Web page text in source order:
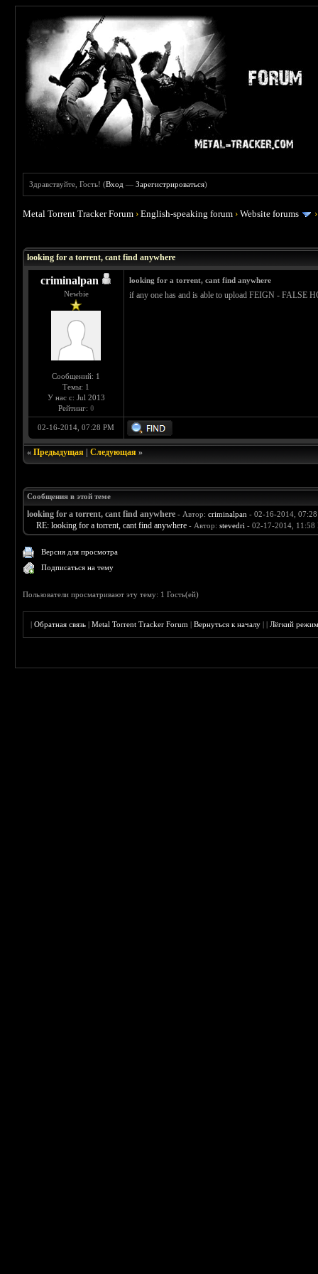
Здравствуйте, Гость! (Вход —Зарегистрироваться)
Metal Torrent Tracker Forum ›English-speaking forum ›Website forums
looking for a torrent, cant find anywhere
criminalpan
Newbie
Сообщений: 1
Темы: 1
У нас с: Jul 2013
Рейтинг: 0
looking for a torrent, cant find anywhere
if any one has and is able to upload FEIGN - FALSE
02-16-2014, 07:28 PM
«Предыдущая |Следующая »
Сообщения в этой теме
looking for a torrent, cant find anywhere - Автор:criminalpan - 02-16-2014,
RE: looking for a torrent, cant find anywhere - Автор:stevedri - 02-17-2014, 11:58
Версия для просмотра
Подписаться на тему
Пользователи просматривают эту тему: 1 Гость(ей)
|Обратная связь |Metal Torrent Tracker Forum |Вернуться к началу ||Лёгкий